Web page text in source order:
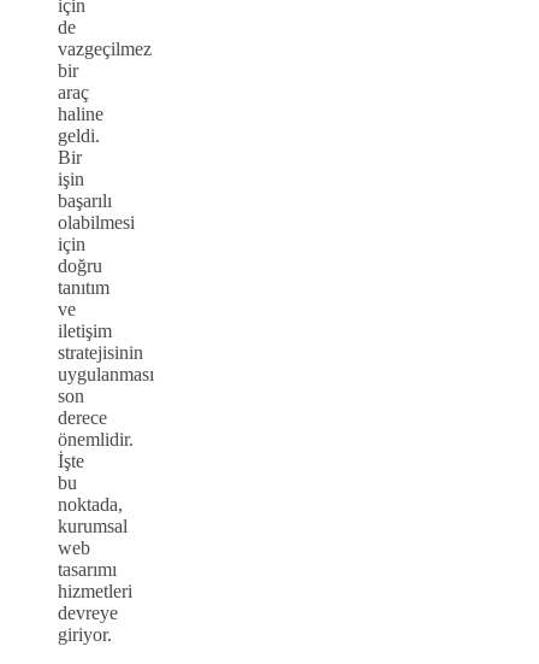
için
de
vazgeçilmez
bir
araç
haline
geldi.
Bir
işin
başarılı
olabilmesi
için
doğru
tanıtım
ve
iletişim
stratejisinin
uygulanması
son
derece
önemlidir.
İşte
bu
noktada,
kurumsal
web
tasarımı
hizmetleri
devreye
giriyor.